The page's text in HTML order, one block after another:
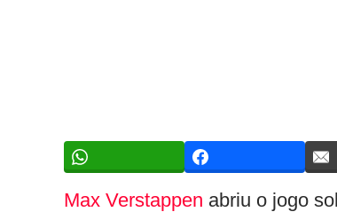
Max Verstappen abriu o jogo